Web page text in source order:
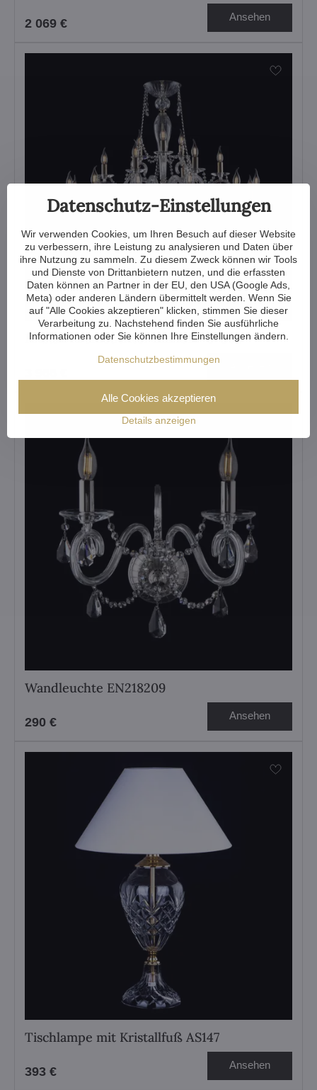
2 069 € Ansehen
Kristall Kronleuchter EL21812+6+309
Wandleuchte EN218209
290 € Ansehen
Tischlampe mit Kristallfuß AS147
393 € Ansehen
Datenschutz-Einstellungen
Wir verwenden Cookies, um Ihren Besuch auf dieser Website
zu verbessern, ihre Leistung zu analysieren und Daten über
ihre Nutzung zu sammeln. Zu diesem Zweck können wir Tools
und Dienste von Drittanbietern nutzen, und die erfassten
Daten können an Partner in der EU, den USA (Google Ads,
Meta) oder anderen Ländern übermittelt werden. Wenn Sie
auf "Alle Cookies akzeptieren" klicken, stimmen Sie dieser
Verarbeitung zu. Nachstehend finden Sie ausführliche
Informationen oder Sie können Ihre Einstellungen ändern.
Datenschutzbestimmungen
Details anzeigen
Alle Cookies akzeptieren